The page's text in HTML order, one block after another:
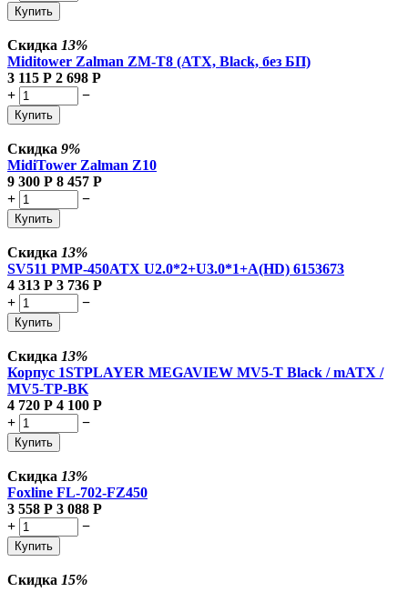
Купить
Скидка 13%
Miditower Zalman ZM-T8 (ATX, Black, без БП)
3 115 Р 2 698 Р
+
−
Купить
Скидка 9%
MidiTower Zalman Z10
9 300 Р 8 457 Р
+
−
Купить
Скидка 13%
SV511 PMP-450ATX U2.0*2+U3.0*1+A(HD) 6153673
4 313 Р 3 736 Р
+
−
Купить
Скидка 13%
Корпус 1STPLAYER MEGAVIEW MV5-T Black / mATX /
MV5-TP-BK
4 720 Р 4 100 Р
+
−
Купить
Скидка 13%
Foxline FL-702-FZ450
3 558 Р 3 088 Р
+
−
Купить
Скидка 15%